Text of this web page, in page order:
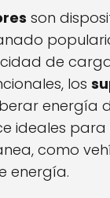
son
de
los
energía
ideales
como
energía.